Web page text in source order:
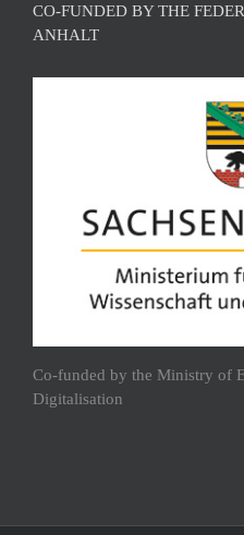
CO-FUNDED BY THE
ANHALT
Co-funded by the Ministry of
Digitalisation